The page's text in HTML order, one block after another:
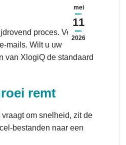
mei
11
2026
proces. Veel
mails. Wilt u uw
van XlogiQ de standaard
remt
om snelheid, zit de
bestanden naar een